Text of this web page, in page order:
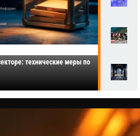
технические меры по